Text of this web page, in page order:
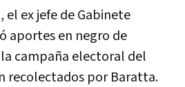
, el exjefedeGabinete
ó aportesen negro de
la campaña electoral del
recolectados por Baratta.